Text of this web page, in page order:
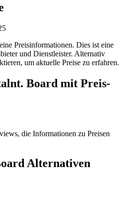
Preisinformationen. Dies ist eine
und Dienstleister. Alternativ
um aktuelle Preise zu erfahren.
Board mit Preis-
die Informationen zu Preisen
Alternativen